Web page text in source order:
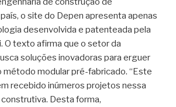
o site do Depen apresenta apenas
desenvolvida e patenteada pela
O texto afirma que o setor da
soluções inovadoras para erguer
método modular pré-fabricado. “Este
recebido inúmeros projetos nessa
Desta forma,